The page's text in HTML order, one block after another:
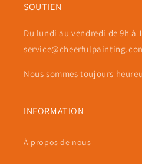
SOUTIEN
Du lundi au vendredi de 9h à
Nous sommes toujours
INFORMATION
À propos de nous